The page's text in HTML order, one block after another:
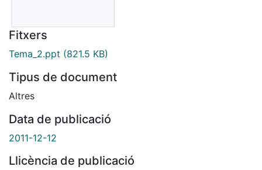
Fitxers
Tema_2.ppt (821.5 KB)
Tipus de document
Altres
Data de publicació
2011-12-12
Llicència de publicació